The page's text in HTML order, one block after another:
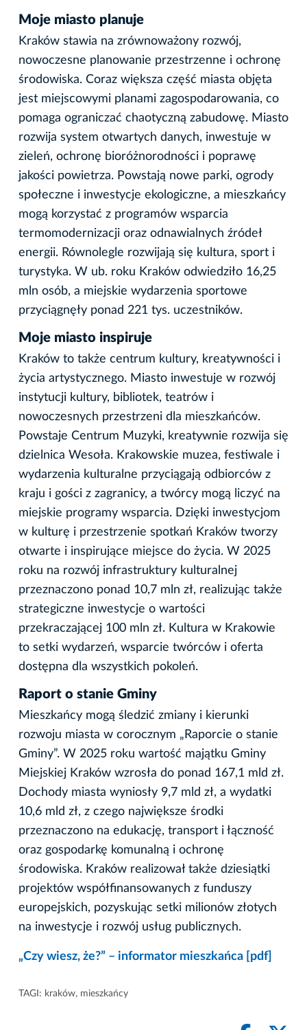
Moje miasto planuje
Kraków stawia na zrównoważony rozwój,
nowoczesne planowanie przestrzenne i ochronę
środowiska. Coraz większa część miasta objęta
jest miejscowymi planami zagospodarowania, co
pomaga ograniczać chaotyczną zabudowę. Miasto
rozwija system otwartych danych, inwestuje w
zieleń, ochronę bioróżnorodności i poprawę
jakości powietrza. Powstają nowe parki, ogrody
społeczne i inwestycje ekologiczne, a mieszkańcy
mogą korzystać z programów wsparcia
termomodernizacji oraz odnawialnych źródeł
energii. Równolegle rozwijają się kultura, sport i
turystyka. W ub. roku Kraków odwiedziło 16,25
mln osób, a miejskie wydarzenia sportowe
przyciągnęły ponad 221 tys. uczestników.
Moje miasto inspiruje
Kraków to także centrum kultury, kreatywności i
życia artystycznego. Miasto inwestuje w rozwój
instytucji kultury, bibliotek, teatrów i
nowoczesnych przestrzeni dla mieszkańców.
Powstaje Centrum Muzyki, kreatywnie rozwija się
dzielnica Wesoła. Krakowskie muzea, festiwale i
wydarzenia kulturalne przyciągają odbiorców z
kraju i gości z zagranicy, a twórcy mogą liczyć na
miejskie programy wsparcia. Dzięki inwestycjom
w kulturę i przestrzenie spotkań Kraków tworzy
otwarte i inspirujące miejsce do życia. W 2025
roku na rozwój infrastruktury kulturalnej
przeznaczono ponad 10,7 mln zł, realizując także
strategiczne inwestycje o wartości
przekraczającej 100 mln zł. Kultura w Krakowie
to setki wydarzeń, wsparcie twórców i oferta
dostępna dla wszystkich pokoleń.
Raport o stanie Gminy
Mieszkańcy mogą śledzić zmiany i kierunki
rozwoju miasta w corocznym „Raporcie o stanie
Gminy”. W 2025 roku wartość majątku Gminy
Miejskiej Kraków wzrosła do ponad 167,1 mld zł.
Dochody miasta wyniosły 9,7 mld zł, a wydatki
10,6 mld zł, z czego największe środki
przeznaczono na edukację, transport i łączność
oraz gospodarkę komunalną i ochronę
środowiska. Kraków realizował także dziesiątki
projektów współfinansowanych z funduszy
europejskich, pozyskując setki milionów złotych
na inwestycje i rozwój usług publicznych.
„Czy wiesz, że?” – informator mieszkańca [pdf]
TAGI: kraków, mieszkańcy